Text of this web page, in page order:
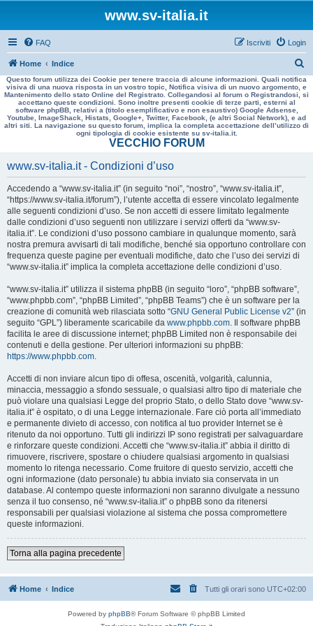
www.sv-italia.it
FAQ Login
Iscriviti
Home Indice
e
r
a
Questo forum utilizza dei Cookie per tenere traccia di alcune informazioni. Quali notifica
visiva di una nuova risposta in un vostro topic, Notifica visiva di un nuovo argomento, e
Mantenimento dello stato Online del Registrato. Collegandosi al forum o Registrandosi, si
accettano queste condizioni. Sono inoltre presenti cookie di terze parti, esterni al
software phpBB, relativi a (titolo esemplificativo e non esaustivo) Google Adsense,
Youtube, ImageShack, Histats, Google+, Twitter, Facebook, (e altri Social Network), e ad
altri siti. La navigazione su questo forum, implica la completa accettazione dell’utilizzo di
ogni tipologia di cookie esistente su sv-italia.it.
VECCHIO FORUM
www.sv-italia.it - Condizioni d’uso
Accedendo a “www.sv-italia.it” (in seguito “noi”, “nostro”, “www.sv-italia.it”,
“https://www.sv-italia.it/forum”), l’utente accetta di essere vincolato legalmente
alle seguenti condizioni d’uso. Se non accetti di essere limitato legalmente
dalle condizioni d’uso seguenti non utilizzare i servizi offerti da “www.sv-
italia.it”. Le condizioni d’uso possono cambiare in qualunque momento, sarà
nostra premura avvisarti di tali modifiche, benché sia opportuno controllare con
frequenza queste pagine per eventuali modifiche, dato che l’uso dei servizi di
“www.sv-italia.it” implica la completa accettazione delle condizioni d’uso.
“www.sv-italia.it” utilizza il sistema phpBB (in seguito “loro”, “phpBB software”,
“www.phpbb.com”, “phpBB Limited”, “phpBB Teams”) che è un software per la
creazione di comunità web rilasciata sotto “GNU General Public License v2” (in
seguito “GPL”) liberamente scaricabile da www.phpbb.com. Il software phpBB
facilita le aree di discussione internet; phpBB Limited non è responsabile dei
contenuti e della gestione. Per ulteriori informazioni su phpBB:
https://www.phpbb.com.
Accetti di non inviare alcun tipo di offesa, oscenità, volgarità, calunnia,
minaccia, messaggio a sfondo sessuale, o qualsiasi altro tipo di materiale che
può violare una qualsiasi Legge del proprio Stato, o dello Stato dove “www.sv-
italia.it” è ospitato, o di una Legge internazionale. Fare ciò porta all’immediato
e permanente divieto di accesso, con notifica al tuo provider Internet se è
ritenuto da noi opportuno. Tutti gli indirizzi IP sono registrati per salvaguardare
e rinforzare queste condizioni. Accetti che “www.sv-italia.it” abbia il diritto di
rimuovere, riscrivere, spostare o chiudere qualsiasi argomento in qualsiasi
momento lo ritenga necessario. Come fruitore di questo servizio, accetti che
ogni informazione (dato personale) tu abbia inviato sia conservata in un
database. Al contempo queste informazioni non saranno divulgate a nessuno
senza il tuo consenso, né “www.sv-italia.it” o phpBB sono da ritenersi
responsabili per qualsiasi violazione al sistema che possa compromettere
queste informazioni.
Torna alla pagina precedente
Home Indice Tutti gli orari sono UTC+02:00
Powered by phpBB® Forum Software © phpBB Limited